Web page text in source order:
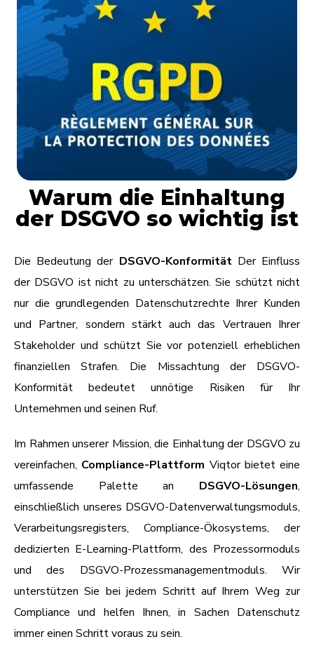
Warum die Einhaltung
der DSGVO so wichtig ist
Die Bedeutung der DSGVO-KonformitätDer Einfluss
der DSGVO ist nicht zu unterschätzen. Sie schützt nicht
nur die grundlegenden Datenschutzrechte Ihrer Kunden
und Partner, sondern stärkt auch das Vertrauen Ihrer
Stakeholder und schützt Sie vor potenziell erheblichen
finanziellen Strafen. Die Missachtung der DSGVO-
Konformität bedeutet unnötige Risiken für Ihr
Unternehmen und seinen Ruf.
Im Rahmen unserer Mission, die Einhaltung der DSGVO zu
vereinfachen, Compliance-Plattform Viqtor bietet eine
umfassende Palette an DSGVO-Lösungen,
einschließlich unseres DSGVO-Datenverwaltungsmoduls,
Verarbeitungsregisters, Compliance-Ökosystems, der
dedizierten E-Learning-Plattform, des Prozessormoduls
und des DSGVO-Prozessmanagementmoduls. Wir
unterstützen Sie bei jedem Schritt auf Ihrem Weg zur
Compliance und helfen Ihnen, in Sachen Datenschutz
immer einen Schritt voraus zu sein.